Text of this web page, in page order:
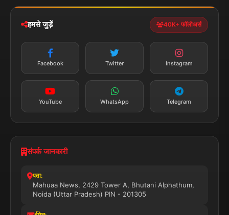
न्यूज़ अलर्ट
सब्सक्राइब करें
हमसे जुड़ें 40K+ फॉलोअर्स
Facebook Twitter Instagram
YouTube WhatsApp Telegram
संपर्क जानकारी
पता:
Mahuaa News, 2429 Tower A, Bhutani Alphathum,
Noida (Uttar Pradesh) PIN - 201305